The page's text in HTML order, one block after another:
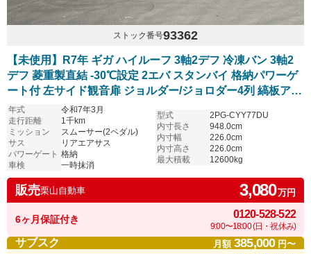
ストック番号93362
【未使用】R7年 ギガ ハイルーフ 3軸2デフ 冷凍バン 3軸2
デフ 菱重製直結 -30℃設定 2エバ スタンバイ 格納パワーゲ
ート付 左サイド観音扉 ジョルダー/ジョロダー4列 縞板アル
ミ床 リアエアサス
年式
令和7年3月
走行距離
1千km
ミッション
スムーサー(2ペダル)
サス
リアエアサス
パワーゲート 格納
車検
一時抹消
型式
2PG-CYY77DU
内寸長さ
948.0cm
内寸幅
226.0cm
内寸高さ
226.0cm
最大積載
12600kg
販売栗山自動車 3,080万円
6ヶ月保証付き 0120-528-522
9:00〜18:00 (日・祝休み)
サブスク 月額385,000円〜